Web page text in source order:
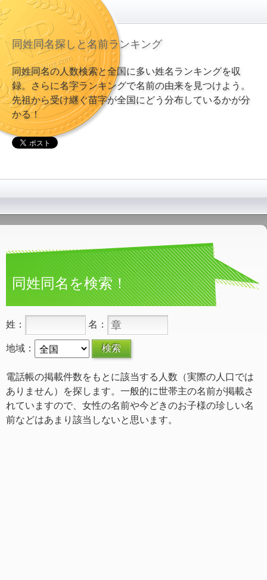
同姓同名探しと名前ランキング
同姓同名の人数検索と全国に多い姓名ランキングを収
録。さらに名字ランキングで名前の由来を見つけよう。
先祖から受け継ぐ苗字が全国にどう分布しているかが分
かる！
同姓同名を検索！
姓： 名：
地域：
電話帳の掲載件数をもとに該当する人数（実際の人口では
ありません）を探します。一般的に世帯主の名前が掲載さ
れていますので、女性の名前や今どきのお子様の珍しい名
前などはあまり該当しないと思います。